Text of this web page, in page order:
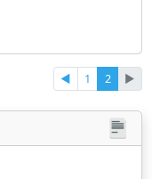
◄ 1 2 ►